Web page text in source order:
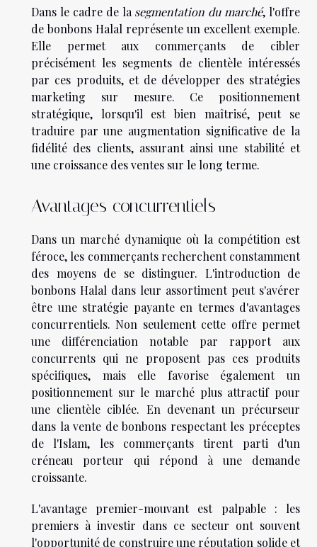
Dans le cadre de la segmentation du marché, l'offre
de bonbons Halal représente un excellent exemple.
Elle permet aux commerçants de cibler
précisément les segments de clientèle intéressés
par ces produits, et de développer des stratégies
marketing sur mesure. Ce positionnement
stratégique, lorsqu'il est bien maîtrisé, peut se
traduire par une augmentation significative de la
fidélité des clients, assurant ainsi une stabilité et
une croissance des ventes sur le long terme.
Avantages concurrentiels
Dans un marché dynamique où la compétition est
féroce, les commerçants recherchent constamment
des moyens de se distinguer. L'introduction de
bonbons Halal dans leur assortiment peut s'avérer
être une stratégie payante en termes d'avantages
concurrentiels. Non seulement cette offre permet
une différenciation notable par rapport aux
concurrents qui ne proposent pas ces produits
spécifiques, mais elle favorise également un
positionnement sur le marché plus attractif pour
une clientèle ciblée. En devenant un précurseur
dans la vente de bonbons respectant les préceptes
de l'Islam, les commerçants tirent parti d'un
créneau porteur qui répond à une demande
croissante.
L'avantage premier-mouvant est palpable : les
premiers à investir dans ce secteur ont souvent
l'opportunité de construire une réputation solide et